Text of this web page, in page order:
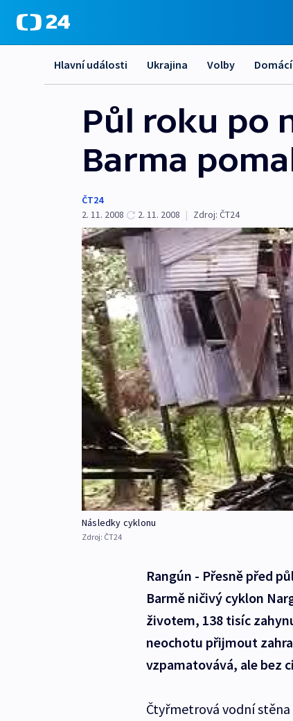
Hlavní události Ukrajina Volby Domácí
Půl roku po
Barma
ČT24
2. 11. 2008
2. 11. 2008 | Zdroj: ČT24
Následky cyklonu
Zdroj: ČT24
Rangún - Přesně před
Barmě ničivý cyklon
životem, 138 tisíc
neochotu přijmout
vzpamatovává, ale bez
Čtyřmetrová vodní